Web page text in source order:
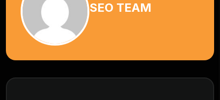
SEO TEAM